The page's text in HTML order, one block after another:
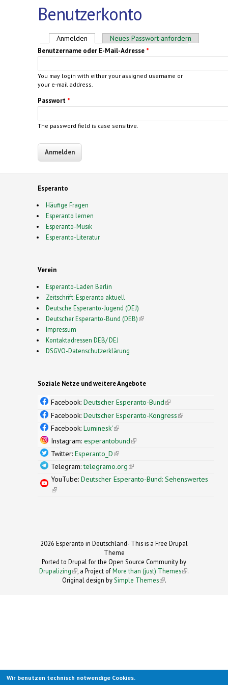
Benutzerkonto
Haupt-Reiter
Anmelden (aktiver Reiter)
Neues Passwort anfordern
Benutzername oder E-Mail-Adresse *
You may login with either your assigned username or
your e-mail address.
Passwort *
The password field is case sensitive.
Esperanto
Häufige Fragen
Esperanto lernen
Esperanto-Musik
Esperanto-Literatur
Verein
Esperanto-Laden Berlin
Zeitschrift: Esperanto aktuell
Deutsche Esperanto-Jugend (DEJ)
Deutscher Esperanto-Bund (DEB)(link is external)
Impressum
Kontaktadressen DEB/ DEJ
DSGVO-Datenschutzerklärung
Soziale Netze und weitere Angebote
Facebook: Deutscher Esperanto-Bund(link is
external)
Facebook: Deutscher Esperanto-Kongress(link is
Facebook: Luminesk'(link is external)
Instagram: esperantobund(link is external)
Twitter: Esperanto_D(link is external)
Telegram:telegramo.org(link is external)
YouTube: Deutscher Esperanto-Bund: Sehenswertes
(link is external)
2026 Esperanto in Deutschland- This is a Free Drupal
Theme
Ported to Drupal for the Open Source Community by
Drupalizing(link is external)
, a Project ofMore than (just) Themes (link is
.
Original design by Simple Themes
(link is
.
Wir benutzen technisch notwendige Cookies.